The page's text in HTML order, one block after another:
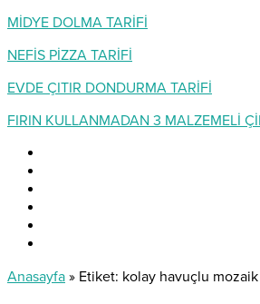
MİDYE DOLMA TARİFİ
NEFİS PİZZA TARİFİ
EVDE ÇITIR DONDURMA TARİFİ
FIRIN KULLANMADAN 3 MALZEMELİ
Anasayfa » Etiket: kolay havuçlu